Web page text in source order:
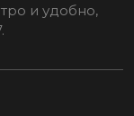
и удобно,